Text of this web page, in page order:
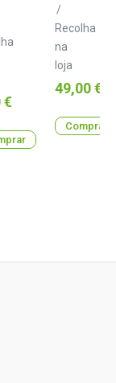
€
/
Recolha
na
loja
Preço
49,00 €
Comprar